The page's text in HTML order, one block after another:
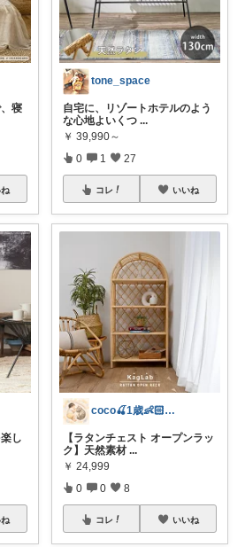
寝
し
tone_space
自宅に、リゾートホテルのよう
な心地よいくつ ...
￥ 39,990～
0 1 27
コレ いいね
coco🍒1歳👶🏻5歳🐈
【ラタンチェスト オープンラッ
ク】天然素材 ...
￥ 24,999
0 0 8
コレ いいね